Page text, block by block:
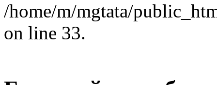
/home/m/mgtata/
on line 33.